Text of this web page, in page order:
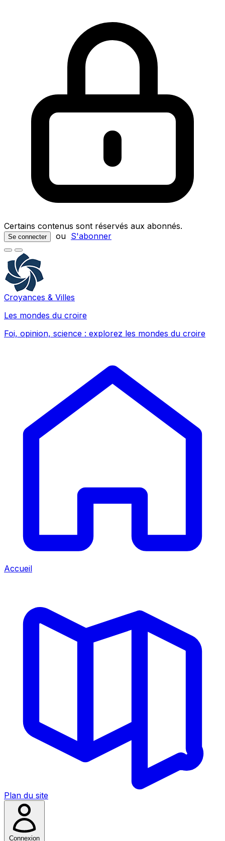
Certains contenus sont réservés aux abonnés.
Se connecter ou S'abonner
Croyances & Villes
Les mondes du croire
Foi, opinion, science : explorez les mondes du croire
Accueil
Plan du site
Connexion